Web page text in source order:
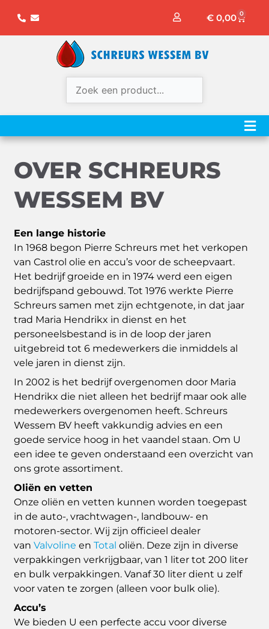
de
€ 0,00 0
OVER SCHREURS
WESSEM BV
Een lange historie
In 1968 begon Pierre Schreurs met het verkopen
van Castrol olie en accu’s voor de scheepvaart.
Het bedrijf groeide en in 1974 werd een eigen
bedrijfspand gebouwd. Tot 1976 werkte Pierre
Schreurs samen met zijn echtgenote, in dat jaar
trad Maria Hendrikx in dienst en het
personeelsbestand is in de loop der jaren
uitgebreid tot 6 medewerkers die inmiddels al
vele jaren in dienst zijn.
In 2002 is het bedrijf overgenomen door Maria
Hendrikx die niet alleen het bedrijf maar ook alle
medewerkers overgenomen heeft. Schreurs
Wessem BV heeft vakkundig advies en een
goede service hoog in het vaandel staan. Om U
een idee te geven onderstaand een overzicht van
ons grote assortiment.
Oliën en vetten
Onze oliën en vetten kunnen worden toegepast
in de auto-, vrachtwagen-, landbouw- en
motoren-sector. Wij zijn officieel dealer
vanValvoline enTotal oliën. Deze zijn in diverse
verpakkingen verkrijgbaar, van 1 liter tot 200 liter
en bulk verpakkingen. Vanaf 30 liter dient u zelf
voor vaten te zorgen (alleen voor bulk olie).
Accu’s
We bieden U een perfecte accu voor diverse